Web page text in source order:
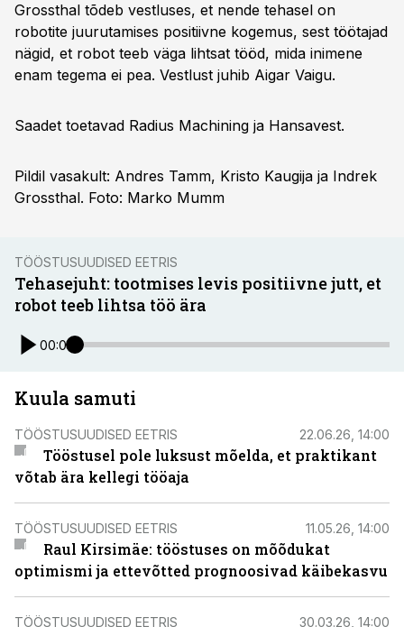
Grossthal tõdeb vestluses, et nende tehasel on
robotite juurutamises positiivne kogemus, sest töötajad
nägid, et robot teeb väga lihtsat tööd, mida inimene
enam tegema ei pea. Vestlust juhib Aigar Vaigu.
Saadet toetavad Radius Machining ja Hansavest.
Pildil vasakult: Andres Tamm, Kristo Kaugija ja Indrek
Grossthal. Foto: Marko Mumm
TÖÖSTUSUUDISED EETRIS
Tehasejuht: tootmises levis positiivne jutt, et
robot teeb lihtsa töö ära
00:00
Kuula samuti
TÖÖSTUSUUDISED EETRIS 22.06.26, 14:00
Tööstusel pole luksust mõelda, et praktikant
võtab ära kellegi tööaja
TÖÖSTUSUUDISED EETRIS 11.05.26, 14:00
Raul Kirsimäe: tööstuses on mõõdukat
optimismi ja ettevõtted prognoosivad käibekasvu
TÖÖSTUSUUDISED EETRIS 30.03.26, 14:00